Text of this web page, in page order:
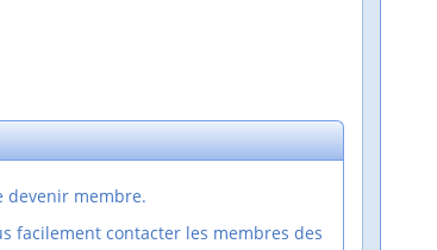
devenir membre.
facilement contacter les membres des